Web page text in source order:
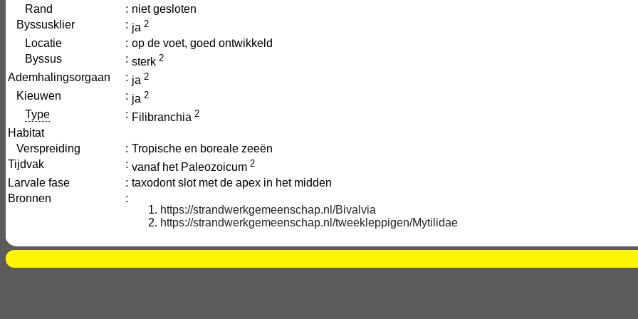
Rand : niet gesloten
Byssusklier
: ja 2
Locatie : op de voet, goed ontwikkeld
Byssus
: sterk 2
Ademhalingsorgaan : ja 2
Kieuwen : ja 2
Type : Filibranchia 2
Habitat
Verspreiding
: Tropische en boreale zeeën
Tijdvak
: vanaf het Paleozoicum 2
Larvale fase : taxodont slot met de apex in het midden
Bronnen
:
https://strandwerkgemeenschap.nl/Bivalvia
https://strandwerkgemeenschap.nl/tweekleppigen/Mytilidae